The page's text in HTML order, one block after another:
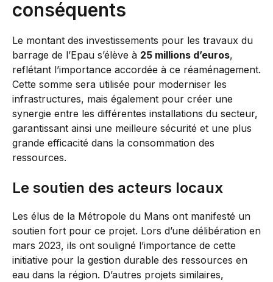
conséquents
Le montant des investissements pour les travaux du
barrage de l’Epau s’élève à 25 millions d’euros,
reflétant l’importance accordée à ce réaménagement.
Cette somme sera utilisée pour moderniser les
infrastructures, mais également pour créer une
synergie entre les différentes installations du secteur,
garantissant ainsi une meilleure sécurité et une plus
grande efficacité dans la consommation des
ressources.
Le soutien des acteurs locaux
Les élus de la Métropole du Mans ont manifesté un
soutien fort pour ce projet. Lors d’une délibération en
mars 2023, ils ont souligné l’importance de cette
initiative pour la gestion durable des ressources en
eau dans la région. D’autres projets similaires,